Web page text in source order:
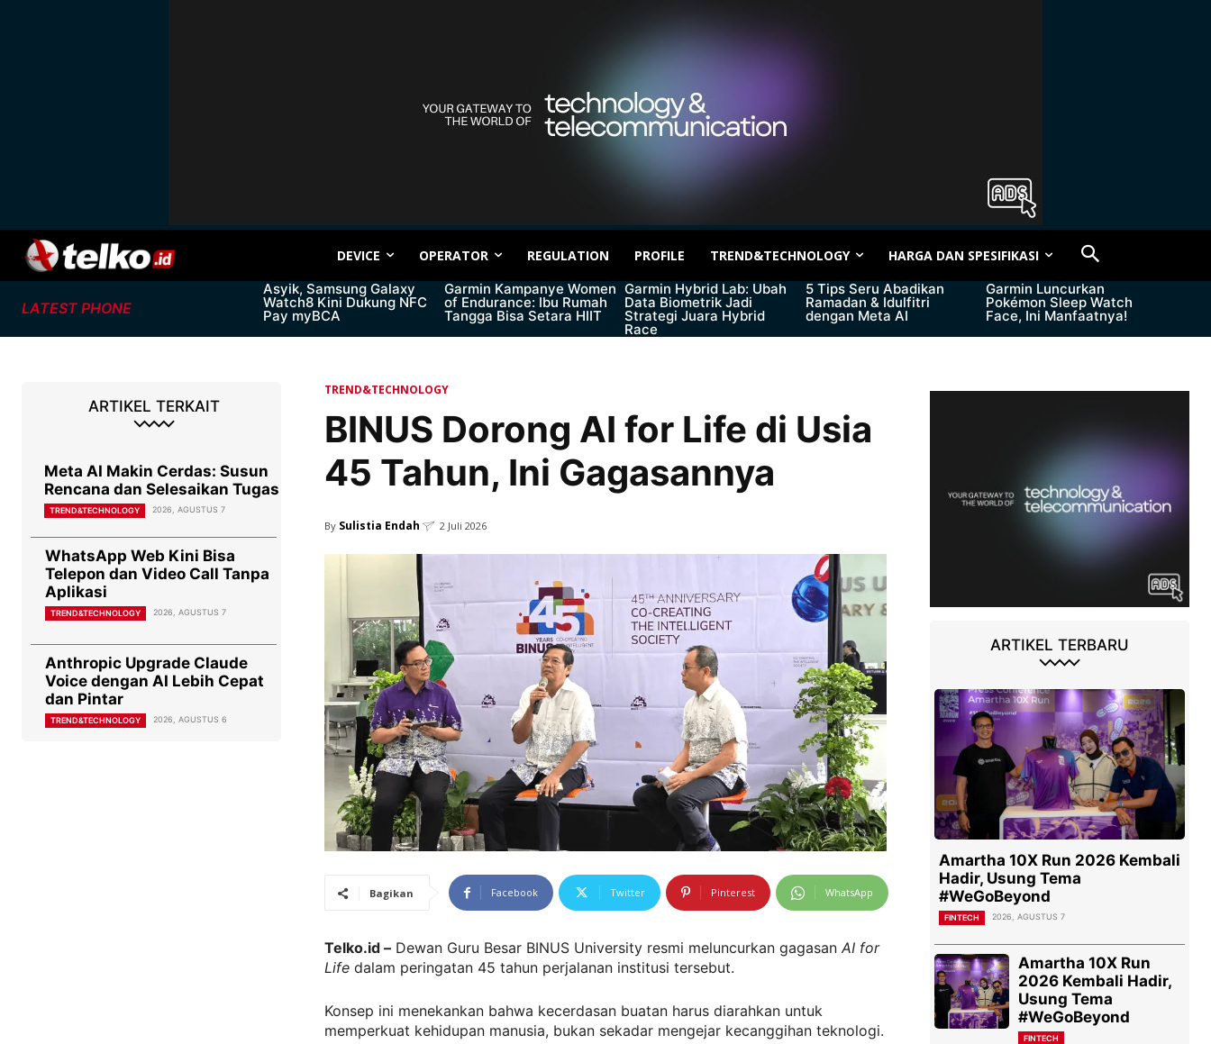
DEVICE OPERATOR REGULATION PROFILE TREND&TECHNOLOGY HARGA DAN SPESIFIKASI
LATEST PHONE
Asyik, Samsung Galaxy
Watch8 Kini Dukung NFC
Pay myBCA
Garmin Kampanye Women
of Endurance: Ibu Rumah
Tangga Bisa Setara HIIT
Garmin Hybrid Lab: Ubah
Data Biometrik Jadi
Strategi Juara Hybrid
Race
5 Tips Seru Abadikan
Ramadan & Idulfitri
dengan Meta AI
Garmin Luncurkan
Pokémon Sleep Watch
Face, Ini Manfaatnya!
ARTIKEL TERKAIT
Meta AI Makin Cerdas: Susun
Rencana dan Selesaikan Tugas
TREND&TECHNOLOGY 2026, AGUSTUS 7
WhatsApp Web Kini Bisa
Telepon dan Video Call Tanpa
Aplikasi
TREND&TECHNOLOGY 2026, AGUSTUS 7
Anthropic Upgrade Claude
Voice dengan AI Lebih Cepat
dan Pintar
TREND&TECHNOLOGY 2026, AGUSTUS 6
TREND&TECHNOLOGY
BINUS Dorong AI for Life di Usia
45 Tahun, Ini Gagasannya
By Sulistia Endah 2 Juli 2026
Bagikan Facebook Twitter Pinterest WhatsApp
Telko.id – Dewan Guru Besar BINUS University resmi meluncurkan gagasan AI for
Life dalam peringatan 45 tahun perjalanan institusi tersebut.
Konsep ini menekankan bahwa kecerdasan buatan harus diarahkan untuk
memperkuat kehidupan manusia, bukan sekadar mengejar kecanggihan teknologi.
ARTIKEL TERBARU
Amartha 10X Run 2026 Kembali
Hadir, Usung Tema
#WeGoBeyond
FINTECH 2026, AGUSTUS 7
Amartha 10X Run
2026 Kembali Hadir,
Usung Tema
#WeGoBeyond
FINTECH